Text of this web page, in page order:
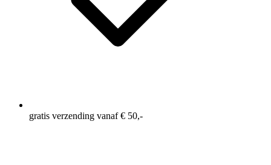
gratis verzending vanaf € 50,-